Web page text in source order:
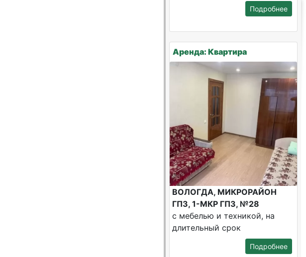
Подробнее
Аренда: Квартира
ВОЛОГДА, МИКРОРАЙОН
ГПЗ, 1-МКР ГПЗ, №28
с мебелью и техникой, на
длительный срок
Подробнее